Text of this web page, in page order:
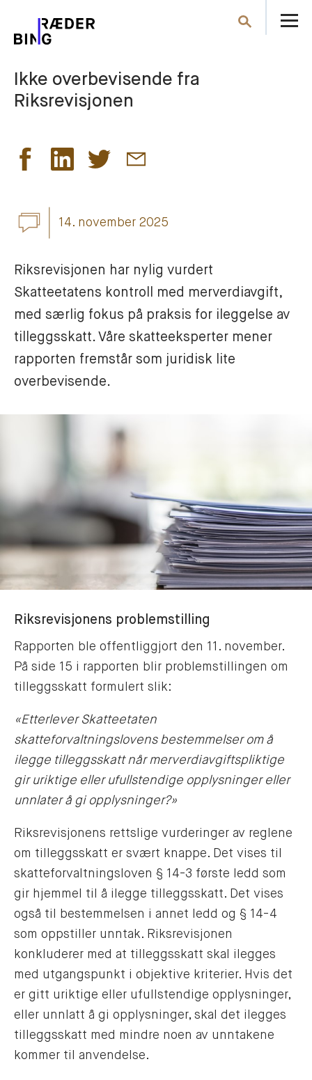
Søk
Ikke overbevisende fra
Riksrevisjonen
14. november 2025
Riksrevisjonen har nylig vurdert
Skatteetatens kontroll med merverdiavgift,
med særlig fokus på praksis for ileggelse av
tilleggsskatt. Våre skatteeksperter mener
rapporten fremstår som juridisk lite
overbevisende.
Riksrevisjonens problemstilling
Rapporten ble offentliggjort den 11. november.
På side 15 i rapporten blir problemstillingen om
tilleggsskatt formulert slik:
«Etterlever Skatteetaten
skatteforvaltningslovens bestemmelser om å
ilegge tilleggsskatt når merverdiavgiftspliktige
gir uriktige eller ufullstendige opplysninger eller
unnlater å gi opplysninger?»
Riksrevisjonens rettslige vurderinger av reglene
om tilleggsskatt er svært knappe. Det vises til
skatteforvaltningsloven § 14-3 første ledd som
gir hjemmel til å ilegge tilleggsskatt. Det vises
også til bestemmelsen i annet ledd og § 14-4
som oppstiller unntak. Riksrevisjonen
konkluderer med at tilleggsskatt skal ilegges
med utgangspunkt i objektive kriterier. Hvis det
er gitt uriktige eller ufullstendige opplysninger,
eller unnlatt å gi opplysninger, skal det ilegges
tilleggsskatt med mindre noen av unntakene
kommer til anvendelse.